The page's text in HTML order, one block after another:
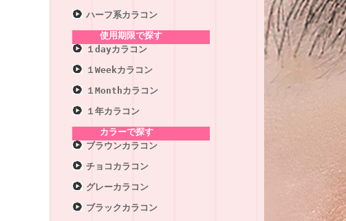
ハーフ系カラコン
使用期限で探す
１dayカラコン
１Weekカラコン
１Monthカラコン
１年カラコン
カラーで探す
ブラウンカラコン
チョコカラコン
グレーカラコン
ブラックカラコン